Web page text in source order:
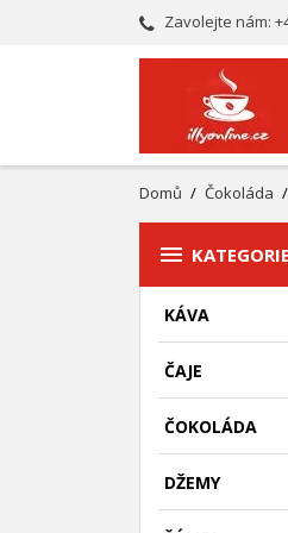
Zavolejte nám:
Domů Čokoláda
 KATEGORIE
KÁVA
ČAJE
ČOKOLÁDA
DŽEMY